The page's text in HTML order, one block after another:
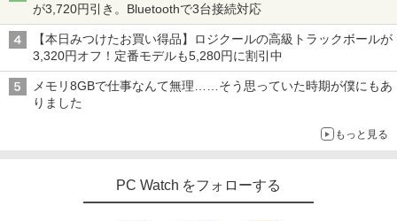
が3,720円引き。Bluetoothで3台接続対応
【本日みつけたお買い得品】ロジクールの高級トラックボールが
3,320円オフ！定番モデルも5,280円に割引中
メモリ8GBで仕事なんて無理……そう思っていた時期が僕にもあ
りました
もっと見る
PC Watch をフォローする